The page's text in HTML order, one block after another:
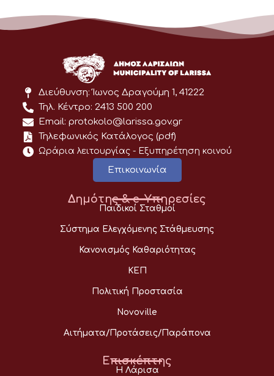
Διεύθυνση: Ίωνος Δραγούμη 1, 41222
Τηλ. Κέντρο: 2413 500 200
Email: protokolo@larissa.gov.gr
Τηλεφωνικός Κατάλογος (pdf)
Ωράρια λειτουργίας - Eξυπηρέτηση κοινού
Επικοινωνία
Δημότης & e-Υπηρεσίες
Παιδικοί Σταθμοί
Σύστημα Ελεγχόμενης Στάθμευσης
Κανονισμός Καθαριότητας
ΚΕΠ
Πολιτική Προστασία
Novoville
Αιτήματα/Προτάσεις/Παράπονα
Επισκέπτης
Η Λάρισα